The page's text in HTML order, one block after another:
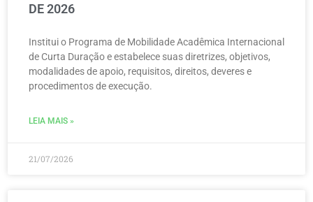
DE 2026
Institui o Programa de Mobilidade Acadêmica Internacional
de Curta Duração e estabelece suas diretrizes, objetivos,
modalidades de apoio, requisitos, direitos, deveres e
procedimentos de execução.
LEIA MAIS »
21/07/2026